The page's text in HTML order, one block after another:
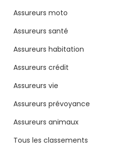
Assureurs moto
Assureurs santé
Assureurs habitation
Assureurs crédit
Assureurs vie
Assureurs prévoyance
Assureurs animaux
Tous les classements